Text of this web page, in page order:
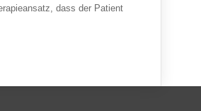
dass der Patient